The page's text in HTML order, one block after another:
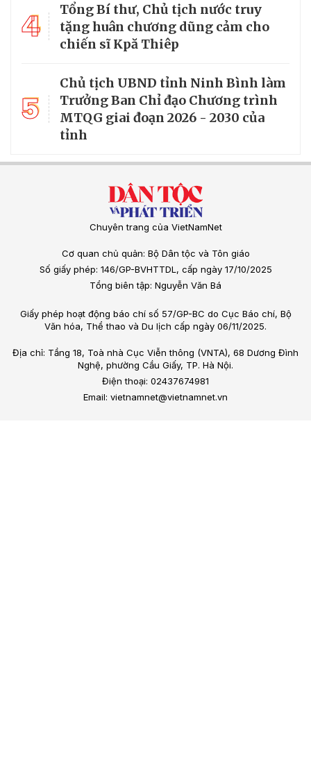
4
Tổng Bí thư, Chủ tịch nước truy
tặng huân chương dũng cảm cho
chiến sĩ Kpă Thiêp
5
Chủ tịch UBND tỉnh Ninh Bình làm
Trưởng Ban Chỉ đạo Chương trình
MTQG giai đoạn 2026 - 2030 của
tỉnh
Chuyên trang của VietNamNet
Cơ quan chủ quản: Bộ Dân tộc và Tôn giáo
Số giấy phép: 146/GP-BVHTTDL, cấp ngày 17/10/2025
Tổng biên tập: Nguyễn Văn Bá
Giấy phép hoạt động báo chí số 57/GP-BC do Cục Báo chí, Bộ
Văn hóa, Thể thao và Du lịch cấp ngày 06/11/2025.
Địa chỉ: Tầng 18, Toà nhà Cục Viễn thông (VNTA), 68 Dương Đình
Nghệ, phường Cầu Giấy, TP. Hà Nội.
Điện thoại: 02437674981
Email: vietnamnet@vietnamnet.vn